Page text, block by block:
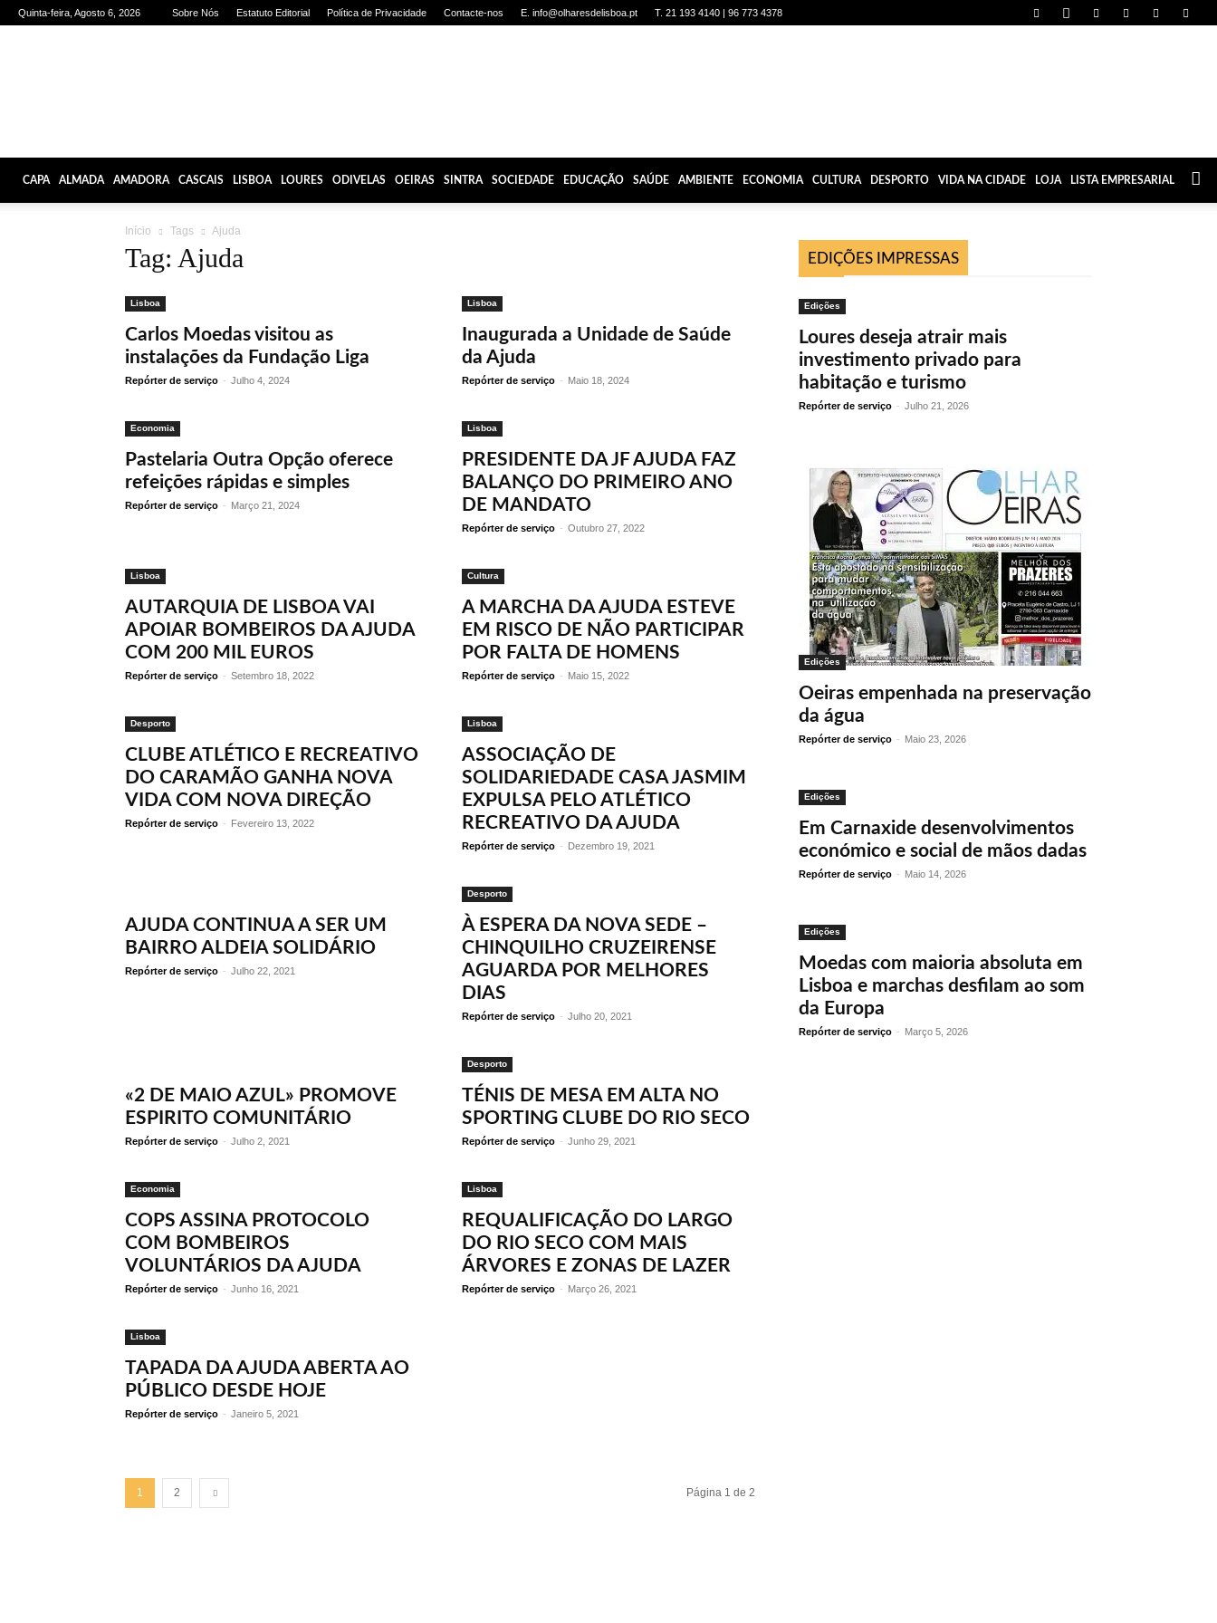
Quinta-feira, Agosto 6, 2026 Sobre Nós Estatuto Editorial Política de Privacidade Contacte-nos E. info@olharesdelisboa.pt T. 21 193 4140 | 96 773 4378
CAPA ALMADA AMADORA CASCAIS LISBOA LOURES ODIVELAS OEIRAS SINTRA SOCIEDADE EDUCAÇÃO SAÚDE AMBIENTE ECONOMIA CULTURA DESPORTO VIDA NA CIDADE LOJA LISTA EMPRESARIAL
Início Tags Ajuda
Tag: Ajuda
Lisboa
Carlos Moedas visitou as
instalações da Fundação Liga
Repórter de serviço - Julho 4, 2024
Lisboa
Inaugurada a Unidade de Saúde
da Ajuda
Repórter de serviço - Maio 18, 2024
Economia
Pastelaria Outra Opção oferece
refeições rápidas e simples
Repórter de serviço - Março 21, 2024
Lisboa
PRESIDENTE DA JF AJUDA FAZ
BALANÇO DO PRIMEIRO ANO
DE MANDATO
Repórter de serviço - Outubro 27, 2022
Lisboa
AUTARQUIA DE LISBOA VAI
APOIAR BOMBEIROS DA AJUDA
COM 200 MIL EUROS
Repórter de serviço - Setembro 18, 2022
Cultura
A MARCHA DA AJUDA ESTEVE
EM RISCO DE NÃO PARTICIPAR
POR FALTA DE HOMENS
Repórter de serviço - Maio 15, 2022
Desporto
CLUBE ATLÉTICO E RECREATIVO
DO CARAMÃO GANHA NOVA
VIDA COM NOVA DIREÇÃO
Repórter de serviço - Fevereiro 13, 2022
Lisboa
ASSOCIAÇÃO DE
SOLIDARIEDADE CASA JASMIM
EXPULSA PELO ATLÉTICO
RECREATIVO DA AJUDA
Repórter de serviço - Dezembro 19, 2021
AJUDA CONTINUA A SER UM
BAIRRO ALDEIA SOLIDÁRIO
Repórter de serviço - Julho 22, 2021
Desporto
À ESPERA DA NOVA SEDE –
CHINQUILHO CRUZEIRENSE
AGUARDA POR MELHORES
DIAS
Repórter de serviço - Julho 20, 2021
«2 DE MAIO AZUL» PROMOVE
ESPIRITO COMUNITÁRIO
Repórter de serviço - Julho 2, 2021
Desporto
TÉNIS DE MESA EM ALTA NO
SPORTING CLUBE DO RIO SECO
Repórter de serviço - Junho 29, 2021
Economia
COPS ASSINA PROTOCOLO
COM BOMBEIROS
VOLUNTÁRIOS DA AJUDA
Repórter de serviço - Junho 16, 2021
Lisboa
REQUALIFICAÇÃO DO LARGO
DO RIO SECO COM MAIS
ÁRVORES E ZONAS DE LAZER
Repórter de serviço - Março 26, 2021
Lisboa
TAPADA DA AJUDA ABERTA AO
PÚBLICO DESDE HOJE
Repórter de serviço - Janeiro 5, 2021
1 2 Página 1 de 2
EDIÇÕES IMPRESSAS
Edições
Loures deseja atrair mais
investimento privado para
habitação e turismo
Repórter de serviço - Julho 21, 2026
Edições
Oeiras empenhada na preservação
da água
Repórter de serviço - Maio 23, 2026
Edições
Em Carnaxide desenvolvimentos
económico e social de mãos dadas
Repórter de serviço - Maio 14, 2026
Edições
Moedas com maioria absoluta em
Lisboa e marchas desfilam ao som
da Europa
Repórter de serviço - Março 5, 2026